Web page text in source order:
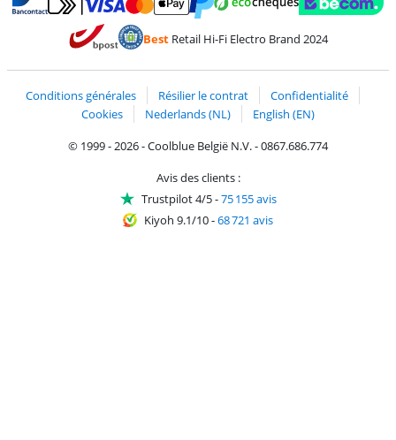
Payer avec Bancontact
Payer avec MasterCard et Visa via ClickToPay
Payer avec PayPal
BestRetail Hi-Fi Electro Brand 2024
Conditions générales Résilier le contrat
Confidentialité
Cookies
Nederlands (NL)
English (EN)
© 1999 - 2026 - Coolblue België N.V. - 0867.686.774
Avis des clients :
Trustpilot 4/5-75 155 avis
Kiyoh 9.1/10-68 721 avis